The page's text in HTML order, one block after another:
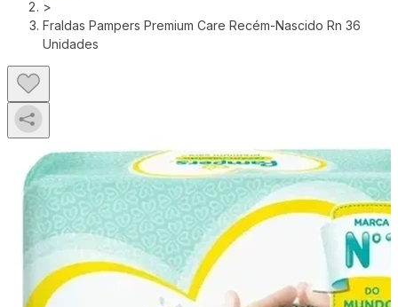
>
Fraldas Pampers Premium Care Recém-Nascido Rn 36
Unidades